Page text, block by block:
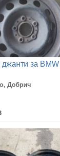
за
Добрич